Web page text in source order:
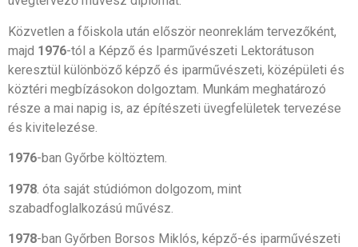
Közvetlen a főiskola után először neonreklám tervezőként,
majd 1976-tól a Képző és Iparművészeti Lektorátuson
keresztül különböző képző és iparművészeti, középületi és
köztéri megbízásokon dolgoztam. Munkám meghatározó
része a mai napig is, az építészeti üvegfelületek tervezése
és kivitelezése.
1976-ban Győrbe költöztem.
1978 . óta saját stúdiómon dolgozom, mint
szabadfoglalkozású művész.
1978-ban Győrben Borsos Miklós, képző-és iparművészeti